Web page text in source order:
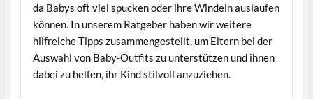
da Babys oft viel spucken oder ihre Windeln auslaufen
können. In unserem Ratgeber haben wir weitere
hilfreiche Tipps zusammengestellt, um Eltern bei der
Auswahl von Baby-Outfits zu unterstützen und ihnen
dabei zu helfen, ihr Kind stilvoll anzuziehen.